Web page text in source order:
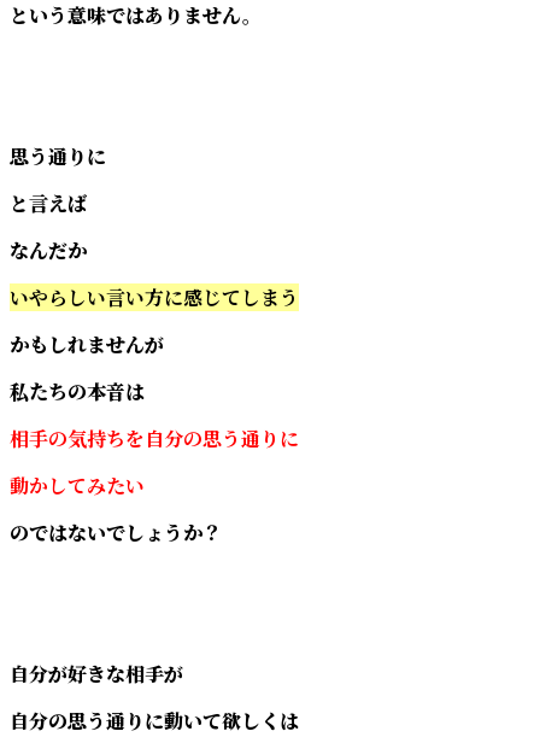
という意味ではありません。
思う通りに
と言えば
なんだか
いやらしい言い方に感じてしまう
かもしれませんが
私たちの本音は
相手の気持ちを自分の思う通りに
動かしてみたい
のではないでしょうか？
自分が好きな相手が
自分の思う通りに動いて欲しくは